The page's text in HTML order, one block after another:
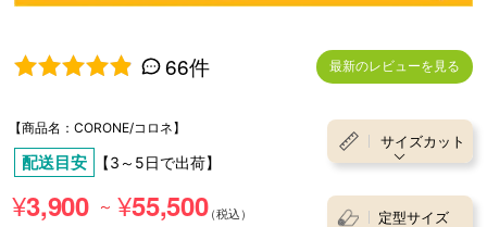
66件 最新のレビューを見る
【商品名：CORONE/コロネ】
配送目安 【3～5日で出荷】
¥3,900 ～ ¥55,500
サイズカット
定型サイズ